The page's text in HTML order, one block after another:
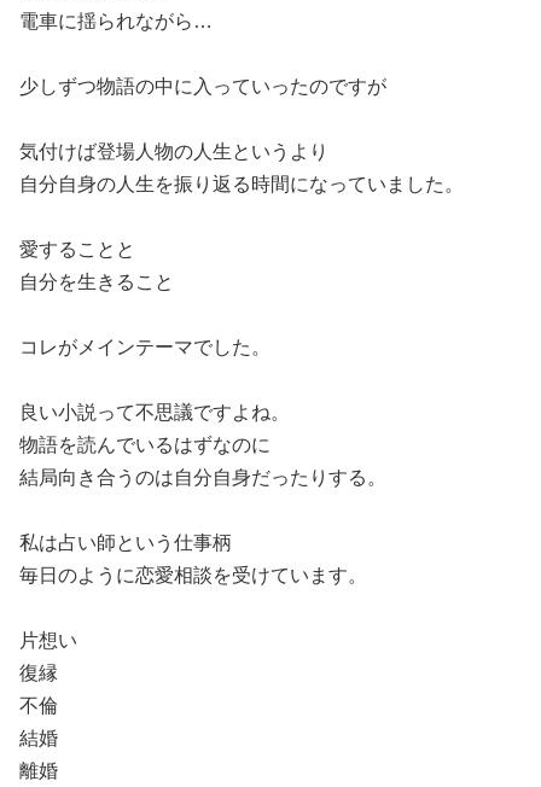
電車に揺られながら…
少しずつ物語の中に入っていったのですが
気付けば登場人物の人生というより
自分自身の人生を振り返る時間になっていました。
愛することと
自分を生きること
コレがメインテーマでした。
良い小説って不思議ですよね。
物語を読んでいるはずなのに
結局向き合うのは自分自身だったりする。
私は占い師という仕事柄
毎日のように恋愛相談を受けています。
片想い
復縁
不倫
結婚
離婚